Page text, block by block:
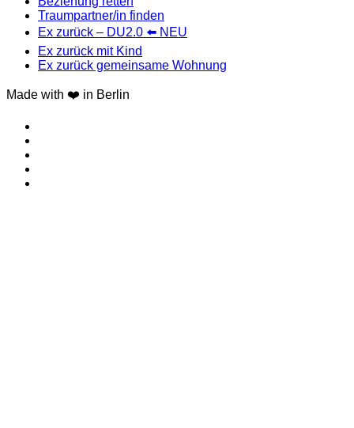
Traumpartner/in finden
Ex zurück – DU2.0 ⬅️ NEU
Ex zurück mit Kind
Ex zurück gemeinsame Wohnung
Made with ❤️ in Berlin